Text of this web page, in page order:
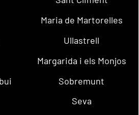
Maria de Martorelles
Ullastrell
Margarida i els Monjos
Sobremunt
Seva